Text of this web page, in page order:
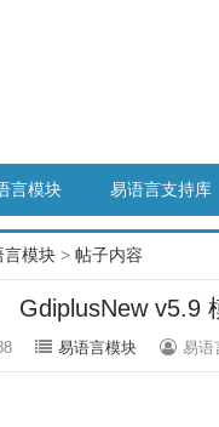
言模块 易语言支持库
言模块 > 帖子内容
GdiplusNew v5.9
易语言模块 易语